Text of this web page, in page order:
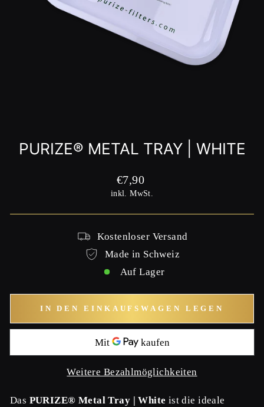
PURIZE® METAL TRAY | WHITE
Normaler
Preis
€7,90
inkl. MwSt.
Kostenloser Versand
Made in Schweiz
Auf Lager
IN DEN EINKAUFSWAGEN LEGEN
Weitere Bezahlmöglichkeiten
Das PURIZE® Metal Tray | White ist die ideale